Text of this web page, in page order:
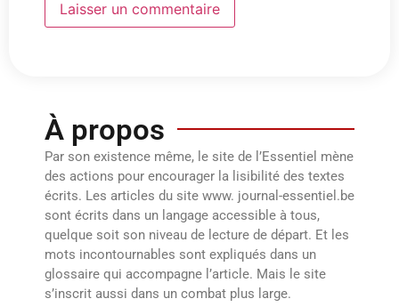
À propos
Par son existence même, le site de l’Essentiel mène
des actions pour encourager la lisibilité des textes
écrits. Les articles du site www. journal-essentiel.be
sont écrits dans un langage accessible à tous,
quelque soit son niveau de lecture de départ. Et les
mots incontournables sont expliqués dans un
glossaire qui accompagne l’article. Mais le site
s’inscrit aussi dans un combat plus large.